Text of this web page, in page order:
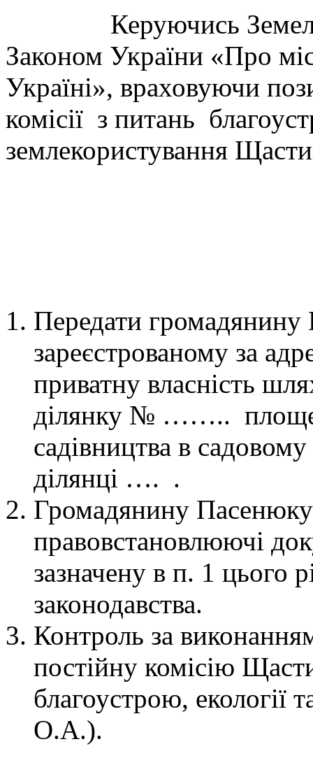
Керуючись
Законом України «Про
Україні», враховуючи
комісії з питань
землекористування
Передати
зареєстрованому
приватну власність
ділянку № ……..
садівництва в
ділянці …. .
Громадянину
правовстановлюючі
зазначену в п. 1 цього
законодавства.
Контроль за
постійну комісію
благоустрою,
О.А.).